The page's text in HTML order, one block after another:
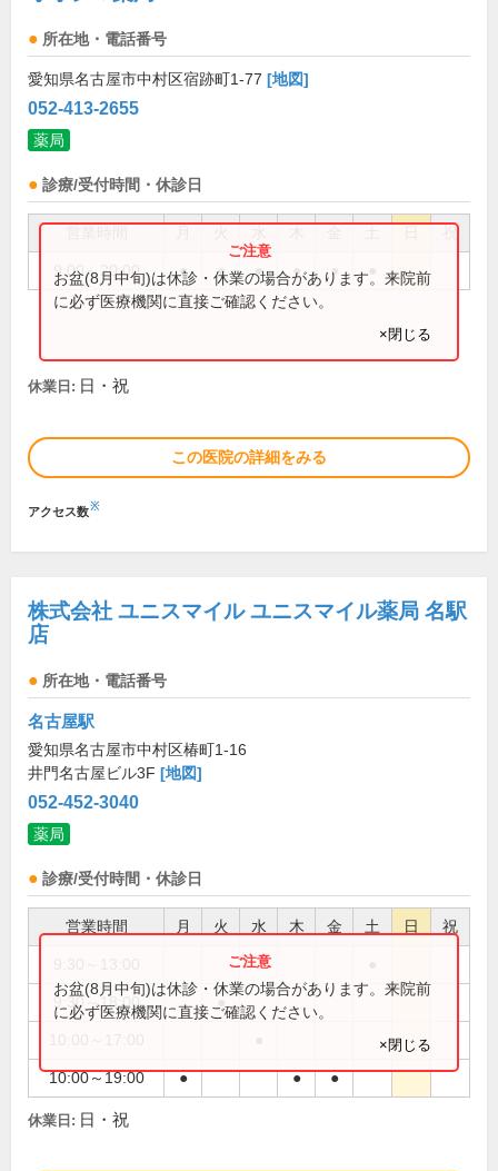
所在地・電話番号
愛知県名古屋市中村区宿跡町1-77 [地図]
052-413-2655
薬局
診療/受付時間・休診日
祝
9:00～20:00 ● ● ● ● ●
お盆(8月中旬)は休診・休業の場合があります。来院前
に必ず医療機関に直接ご確認ください。
×閉じる
休業日: 日・祝
この医院の詳細をみる
アクセス数※
株式会社 ユニスマイル ユニスマイル薬局 名駅
店
所在地・電話番号
名古屋駅
愛知県名古屋市中村区椿町1-16
井門名古屋ビル3F [地図]
052-452-3040
薬局
診療/受付時間・休診日
営業時間 月 火 水 木 金 土 日 祝
9:30～18:00 ●
10:00～19:00 ● ● ●
お盆(8月中旬)は休診・休業の場合があります。来院前
に必ず医療機関に直接ご確認ください。
×閉じる
休業日: 日・祝